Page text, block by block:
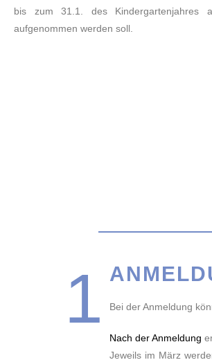
bis zum 31.1. des Kindergartenjahres
aufgenommen werden soll.
1 Bei der Anmeldung
Nach der Anmeldung
Jeweils im März